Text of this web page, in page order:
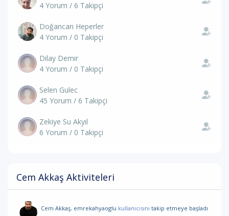
4 Yorum / 6 Takipçi
Doğancan Heperler
4 Yorum / 0 Takipçi
Dilay Demir
4 Yorum / 0 Takipçi
Selen Gulec
45 Yorum / 6 Takipçi
Zekiye Su Akyıl
6 Yorum / 0 Takipçi
Cem Akkaş Aktiviteleri
Cem Akkaş, emrekahyaoglu kullanıcısını takip etmeye başladı